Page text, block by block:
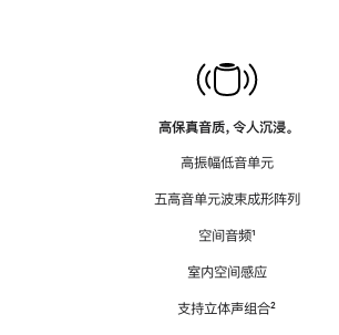
高保真音质，令人沉浸。
高振幅低音单元
五高音单元波束成形阵列
空间音频脚
¹
室内空间感应
支持立体声组合脚
²